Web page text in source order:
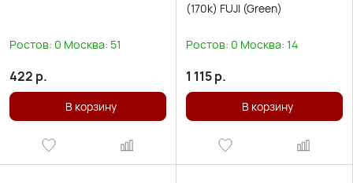
Ростов: 0 Москва: 51
422 р.
В корзину
(170k) FUJI (Green)
Ростов: 0 Москва: 14
1 115р.
В корзину